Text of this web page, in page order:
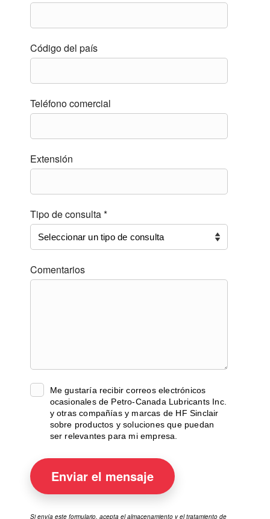
Código del país
Teléfono comercial
Extensión
Tipo de consulta *
Comentarios
Me gustaría recibir correos electrónicos
ocasionales de Petro-Canada Lubricants Inc.
y otras compañías y marcas de HF Sinclair
sobre productos y soluciones que puedan
ser relevantes para mi empresa.
Enviar el mensaje
Si envía este formulario, acepta el almacenamiento y el tratamiento de